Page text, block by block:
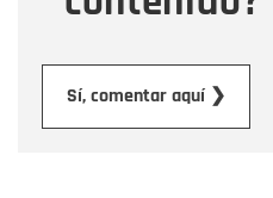
Sí, comentar aquí ❯